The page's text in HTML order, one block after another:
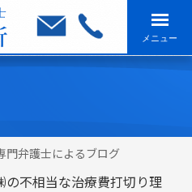
メニュー
門弁護士によるブログ
の不相当な治療費打切り理